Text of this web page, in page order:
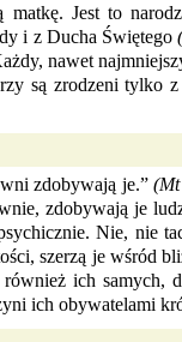
Jest to
i z Ducha Świętego
nawet
są zrodzeni tylko
zdobywają je.” (Mt
zdobywają je
Nie, nie
szerzą je wśród
ich
ich obywatelami